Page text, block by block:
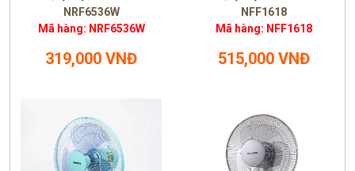
NRF6536W
Mã hàng: NRF6536W
319,000 VNĐ
NFF1618
Mã hàng: NFF1618
515,000 VNĐ